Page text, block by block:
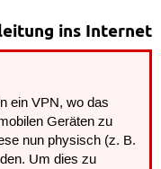
ins Internet
ein VPN, wo das
Geräten zu
nun physisch (z. B.
Um dies zu